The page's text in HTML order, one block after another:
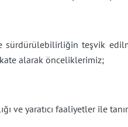
sürdürülebilirliğin teşvik
alarak önceliklerimiz;
ve yaratıcı faaliyetler ile